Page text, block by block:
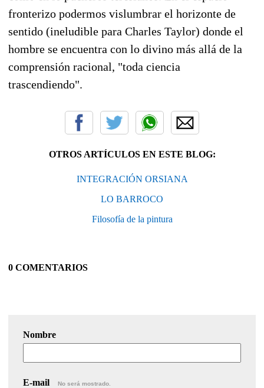
fronterizo podermos vislumbrar el horizonte de
sentido (ineludible para Charles Taylor) donde el
hombre se encuentra con lo divino más allá de la
comprensión racional, "toda ciencia
trascendiendo".
OTROS ARTÍCULOS EN ESTE BLOG:
INTEGRACIÓN ORSIANA
LO BARROCO
Filosofía de la pintura
0 COMENTARIOS
Nombre
E-mail No será mostrado.